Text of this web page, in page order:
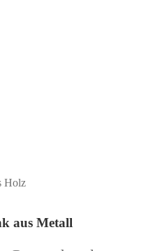
Holz
aus Metall